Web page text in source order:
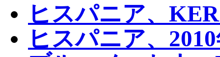
ヒスパニア、
ヒスパニア、